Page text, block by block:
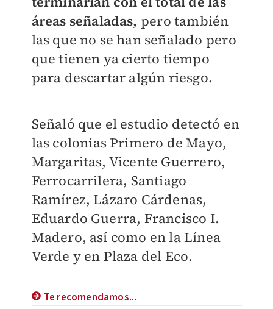
áreas señaladas, pero también
las que no se han señalado pero
que tienen ya cierto tiempo
para descartar algún riesgo.
Señaló que el estudio detectó en
las colonias Primero de Mayo,
Margaritas, Vicente Guerrero,
Ferrocarrilera, Santiago
Ramírez, Lázaro Cárdenas,
Eduardo Guerra, Francisco I.
Madero, así como en la Línea
Verde y en Plaza del Eco.
Te recomendamos...